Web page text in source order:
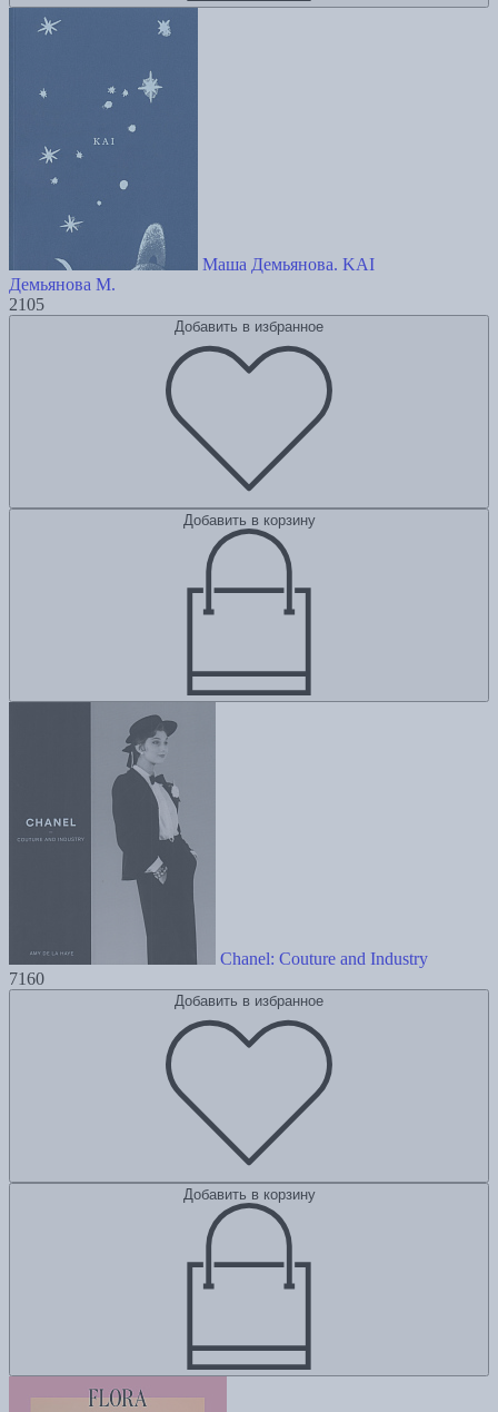
Маша Демьянова. KAI
Демьянова М.
2105
Добавить в избранное
Добавить в корзину
Chanel: Couture and Industry
7160
Добавить в избранное
Добавить в корзину